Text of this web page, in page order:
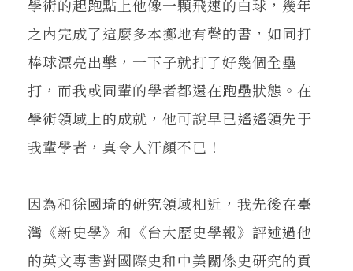
學術的起跑點上他像一顆飛速的白球，幾年
之內完成了這麼多本擲地有聲的書，如同打
棒球漂亮出擊，一下子就打了好幾個全壘
打，而我或同輩的學者都還在跑壘狀態。在
學術領域上的成就，他可說早已遙遙領先于
我輩學者，真令人汗顏不已！
因為和徐國琦的研究領域相近，我先後在臺
灣《新史學》和《台大歷史學報》評述過他
的英文專書對國際史和中美關係史研究的貢